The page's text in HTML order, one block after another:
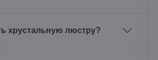
хрустальную люстру?